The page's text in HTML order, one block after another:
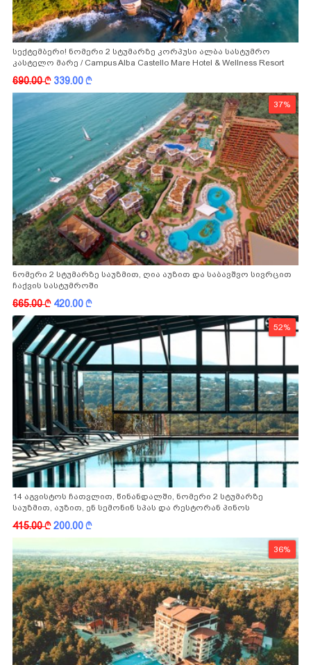
სექტემბერი! ნომერი 2 სტუმარზე კორპუსი ალბა სასტუმრო
კასტელო მარე / Campus Alba Castello Mare Hotel & Wellness Resort
-სგან!
690.00k 339.00k
37%
ნომერი 2 სტუმარზე საუზმით, ღია აუზით და საბავშვო სივრცით
ჩაქვის სასტუმროში
665.00k 420.00k
52%
14 აგვისტოს ჩათვლით, წინანდალში, ნომერი 2 სტუმარზე
საუზმით, აუზით, ენ სემონინ სპას და რესტორან პინოს
415.00k200.00k
36%